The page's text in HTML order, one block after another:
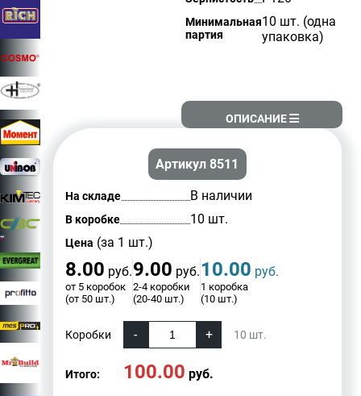
Минимальная
партия
10 шт. (одна
упаковка)
ОПИСАНИЕ
Артикул 8511
На складе В наличии
В коробке 10 шт.
Цена (за 1 шт.)
8.00 руб.
от 5 коробок
(от 50 шт.)
9.00 руб.
2-4 коробки
(20-40 шт.)
10.00 руб.
1 коробка
(10 шт.)
Коробки 10 шт.
Итого: 100.00 руб.